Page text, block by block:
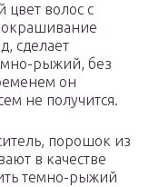
волос с
окрашивание
сделает
рыжий, без
он
не получится.
порошок из
в качестве
темно-рыжий